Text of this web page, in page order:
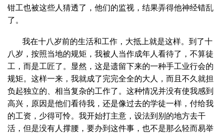
钳工也被这些人猜透了，他们的监视，结果弄得他神经错乱
了。
我在十八岁前的生活和工作，大抵上就是这样。到了十
八岁，按照当地的规矩，我被人当作成年人看待了，不算徒
工，而是工匠了。显然，这是遗留下来的一种手工业行会的
规矩。这样一来，我就成了完完全全的大人，而且不久就担
负起独立的、相当复杂的工作了。这种情况并没有使我感到
高兴，原因是他们看待我，还是像过去的学徒一样，付给我
的工资，少得可怜。我开始打主意，设法到别的地方去干
活，但是没有人撑腰，要办到这件事，也不是那么轻而易举